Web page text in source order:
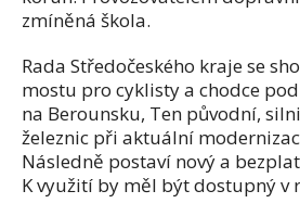
zmíněná škola.
Rada Středočeského kraje se
mostu pro cyklisty a chodce
na Berounsku, Ten původní,
železnic při aktuální
Následně postaví nový a
K využití by měl být dostupný v